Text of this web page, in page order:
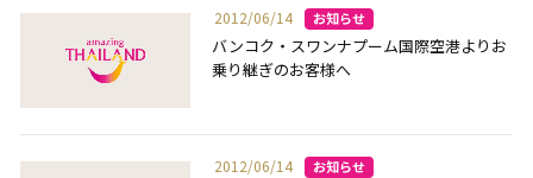
2012/06/14
バンコク・スワンナプーム国際空港よりお
乗り継ぎのお客様へ
2012/06/14